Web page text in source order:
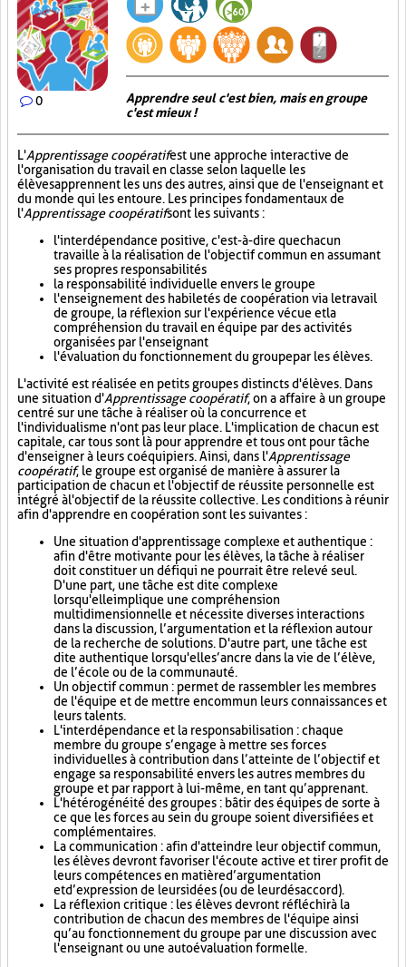
0
Apprendre seul c'est bien, mais en groupe
c'est mieux !
L'Apprentissage coopératifest une approche interactive de
l'organisation du travail en classe selon laquelle les
élèves apprennent les uns des autres, ainsi que de l'enseignant et
du monde qui les entoure. Les principes fondamentaux de
l'Apprentissage coopératifsont les suivants :
l'interdépendance positive, c'est-à-dire que chacun
travaille à la réalisation de l'objectif commun en assumant
ses propres responsabilités
la responsabilité individuelle envers le groupe
l'enseignement des habiletés de coopération via le travail
de groupe, la réflexion sur l'expérience vécue et la
compréhension du travail en équipe par des activités
organisées par l'enseignant
l'évaluation du fonctionnement du groupe par les élèves.
L'activité est réalisée en petits groupes distincts d'élèves. Dans
une situation d'Apprentissage coopératif, on a affaire à un groupe
centré sur une tâche à réaliser où la concurrence et
l'individualisme n'ont pas leur place. L'implication de chacun est
capitale, car tous sont là pour apprendre et tous ont pour tâche
d'enseigner à leurs coéquipiers. Ainsi, dans l'Apprentissage
coopératif, le groupe est organisé de manière à assurer la
participation de chacun et l'objectif de réussite personnelle est
intégré à l'objectif de la réussite collective. Les conditions à réunir
afin d'apprendre en coopération sont les suivantes :
Une situation d'apprentissage complexe et authentique :
afin d'être motivante pour les élèves, la tâche à réaliser
doit constituer un défi qui ne pourrait être relevé seul.
D'une part, une tâche est dite complexe
lorsqu'elle implique une compréhension
multidimensionnelle et nécessite diverses interactions
dans la discussion, l’argumentation et la réflexion autour
de la recherche de solutions. D'autre part, une tâche est
dite authentique lorsqu'elle s’ancre dans la vie de l’élève,
de l’école ou de la communauté.
Un objectif commun : permet de rassembler les membres
de l'équipe et de mettre en commun leurs connaissances et
leurs talents.
L'interdépendance et la responsabilisation : chaque
membre du groupe s’engage à mettre ses forces
individuelles à contribution dans l’atteinte de l’objectif et
engage sa responsabilité envers les autres membres du
groupe et par rapport à lui-même, en tant qu’apprenant.
L'hétérogénéité des groupes : bâtir des équipes de sorte à
ce que les forces au sein du groupe soient diversifiées et
complémentaires.
La communication : afin d'atteindre leur objectif commun,
les élèves devront favoriser l'écoute active et tirer profit de
leurs compétences en matière d’argumentation
et d’expression de leurs idées (ou de leur désaccord).
La réflexion critique : les élèves devront réfléchir à la
contribution de chacun des membres de l'équipe ainsi
qu’au fonctionnement du groupe par une discussion avec
l'enseignant ou une autoévaluation formelle.